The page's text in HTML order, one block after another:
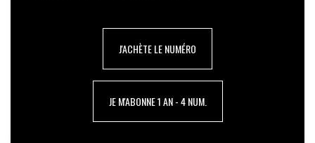
J'ACHÈTE LE NUMÉRO
JE M'ABONNE 1 AN - 4 NUM.